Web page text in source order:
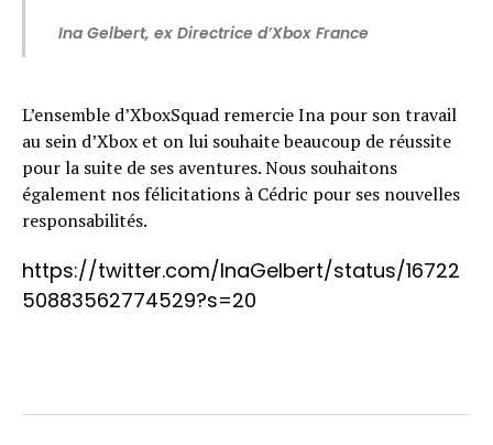
Ina Gelbert, ex Directrice d’Xbox France
L’ensemble d’XboxSquad remercie Ina pour son travail
au sein d’Xbox et on lui souhaite beaucoup de réussite
pour la suite de ses aventures. Nous souhaitons
également nos félicitations à Cédric pour ses nouvelles
responsabilités.
https://twitter.com/InaGelbert/status/16722
50883562774529?s=20
Flipboard
Whatsapp